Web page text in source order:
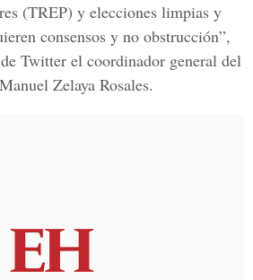
(TREP) y elecciones limpias y
consensos y no obstrucción”,
Twitter el coordinador general del
Manuel Zelaya Rosales.